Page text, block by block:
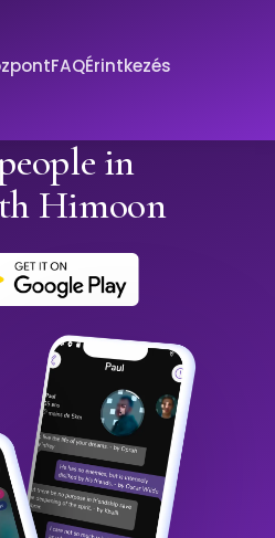
FAQÉrintkezés
in
Himoon